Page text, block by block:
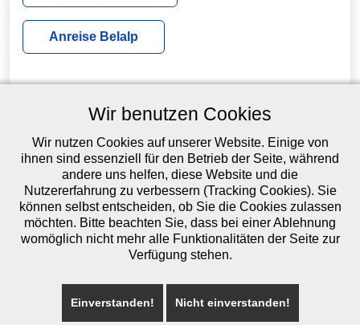
Anreise Belalp
Restaurant Kristall | Postfach 1126 | CH-3914 Belalp
Webdesign byMGSOFT Güntert Marcel
Wir benutzen Cookies
Wir nutzen Cookies auf unserer Website. Einige von
ihnen sind essenziell für den Betrieb der Seite, während
andere uns helfen, diese Website und die
Nutzererfahrung zu verbessern (Tracking Cookies). Sie
können selbst entscheiden, ob Sie die Cookies zulassen
möchten. Bitte beachten Sie, dass bei einer Ablehnung
womöglich nicht mehr alle Funktionalitäten der Seite zur
Verfügung stehen.
Einverstanden! Nicht einverstanden!